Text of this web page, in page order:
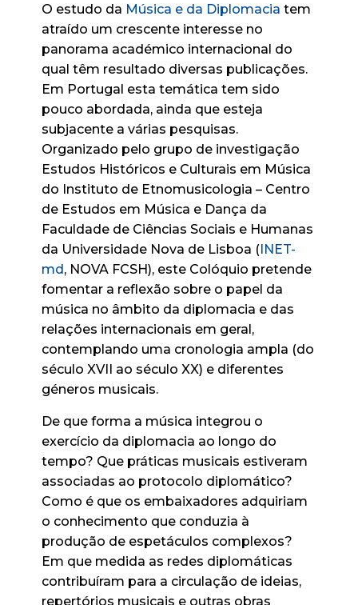
O estudo da Música e da Diplomacia tem
atraído um crescente interesse no
panorama académico internacional do
qual têm resultado diversas publicações.
Em Portugal esta temática tem sido
pouco abordada, ainda que esteja
subjacente a várias pesquisas.
Organizado pelo grupo de investigação
Estudos Históricos e Culturais em Música
do Instituto de Etnomusicologia – Centro
de Estudos em Música e Dança da
Faculdade de Ciências Sociais e Humanas
da Universidade Nova de Lisboa (INET-
md, NOVA FCSH), este Colóquio pretende
fomentar a reflexão sobre o papel da
música no âmbito da diplomacia e das
relações internacionais em geral,
contemplando uma cronologia ampla (do
século XVII ao século XX) e diferentes
géneros musicais.
De que forma a música integrou o
exercício da diplomacia ao longo do
tempo? Que práticas musicais estiveram
associadas ao protocolo diplomático?
Como é que os embaixadores adquiriam
o conhecimento que conduzia à
produção de espetáculos complexos?
Em que medida as redes diplomáticas
contribuíram para a circulação de ideias,
repertórios musicais e outras obras